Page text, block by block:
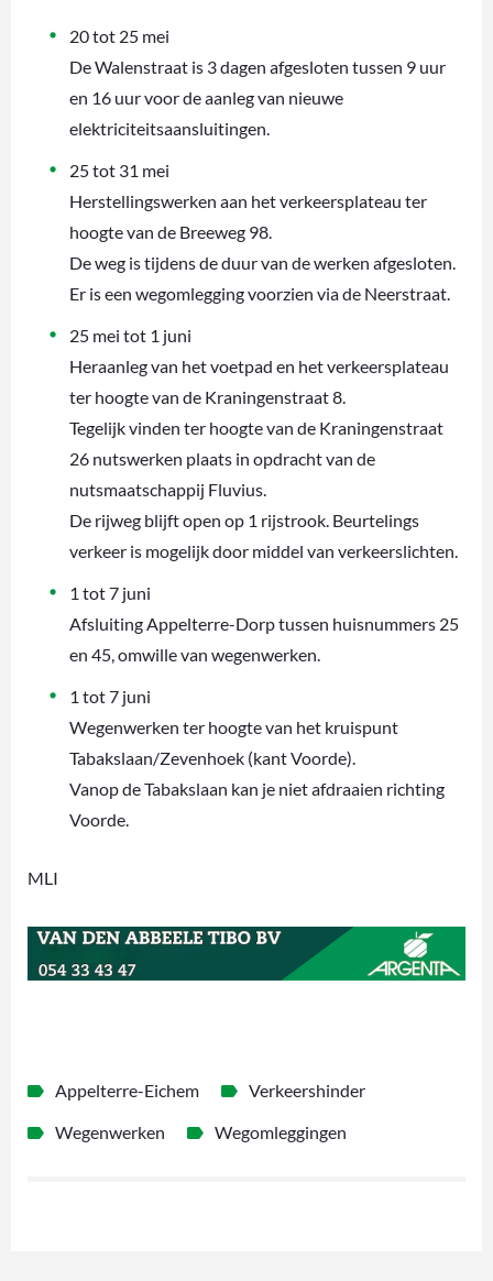
20 tot 25 mei
De Walenstraat is 3 dagen afgesloten tussen 9 uur
en 16 uur voor de aanleg van nieuwe
elektriciteitsaansluitingen.
25 tot 31 mei
Herstellingswerken aan het verkeersplateau ter
hoogte van de Breeweg 98.
De weg is tijdens de duur van de werken afgesloten.
Er is een wegomlegging voorzien via de Neerstraat.
25 mei tot 1 juni
Heraanleg van het voetpad en het verkeersplateau
ter hoogte van de Kraningenstraat 8.
Tegelijk vinden ter hoogte van de Kraningenstraat
26 nutswerken plaats in opdracht van de
nutsmaatschappij Fluvius.
De rijweg blijft open op 1 rijstrook. Beurtelings
verkeer is mogelijk door middel van verkeerslichten.
1 tot 7 juni
Afsluiting Appelterre-Dorp tussen huisnummers 25
en 45, omwille van wegenwerken.
1 tot 7 juni
Wegenwerken ter hoogte van het kruispunt
Tabakslaan/Zevenhoek (kant Voorde).
Vanop de Tabakslaan kan je niet afdraaien richting
Voorde.
MLI
Appelterre-Eichem
Verkeershinder
Wegenwerken
Wegomleggingen